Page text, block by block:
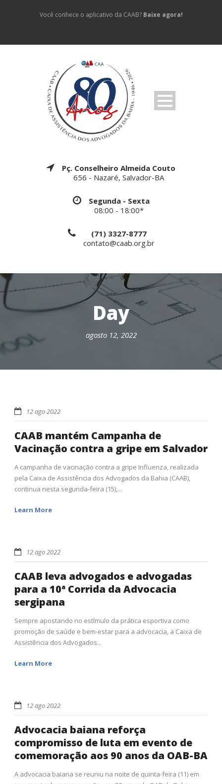
Você conhece o aplicativo da CAAB? Baixe agora!
Pç. Conselheiro Almeida Couto
656 - Nazaré, Salvador-BA
Segunda - Sexta
08:00 - 18:00*
(71) 3327-8777
contato@caab.org.br
Day
agosto 12, 2022
12 ago 2022
CAAB mantém Campanha de
Vacinação contra a gripe em Salvador
A campanha de vacinação contra a gripe Influenza, realizada
pela Caixa de Assistência dos Advogados da Bahia (CAAB),
continua nesta segunda-feira (15),...
Learn More
12 ago 2022
CAAB leva advogados e advogadas
para a 10ª Corrida da Advocacia
sergipana
Sempre apostando no estímulo da prática esportiva como
promoção de saúde e bem-estar para a advocacia, a Caixa de
Assistência dos Advogados...
Learn More
12 ago 2022
Advocacia baiana reforça
compromisso de luta em evento de
comemoração aos 90 anos da OAB-BA
A advocacia baiana se reuniu na noite de quinta-feira (11) em